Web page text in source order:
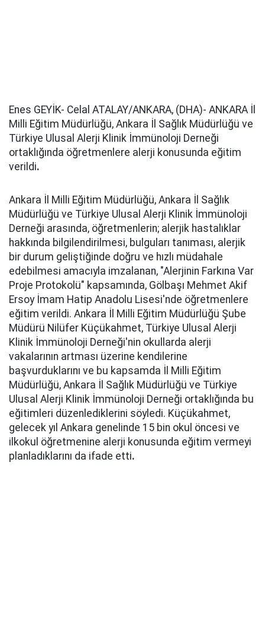
Enes GEYİK- Celal ATALAY/ANKARA, (DHA)- ANKARA İl
Milli Eğitim Müdürlüğü, Ankara İl Sağlık Müdürlüğü ve
Türkiye Ulusal Alerji Klinik İmmünoloji Derneği
ortaklığında öğretmenlere alerji konusunda eğitim
verildi.
Ankara İl Milli Eğitim Müdürlüğü, Ankara İl Sağlık
Müdürlüğü ve Türkiye Ulusal Alerji Klinik İmmünoloji
Derneği arasında, öğretmenlerin; alerjik hastalıklar
hakkında bilgilendirilmesi, bulguları tanıması, alerjik
bir durum geliştiğinde doğru ve hızlı müdahale
edebilmesi amacıyla imzalanan, "Alerjinin Farkına Var
Proje Protokolü" kapsamında, Gölbaşı Mehmet Akif
Ersoy İmam Hatip Anadolu Lisesi'nde öğretmenlere
eğitim verildi. Ankara İl Milli Eğitim Müdürlüğü Şube
Müdürü Nilüfer Küçükahmet, Türkiye Ulusal Alerji
Klinik İmmünoloji Derneği'nin okullarda alerji
vakalarının artması üzerine kendilerine
başvurduklarını ve bu kapsamda İl Milli Eğitim
Müdürlüğü, Ankara İl Sağlık Müdürlüğü ve Türkiye
Ulusal Alerji Klinik İmmünoloji Derneği ortaklığında bu
eğitimleri düzenlediklerini söyledi. Küçükahmet,
gelecek yıl Ankara genelinde 15 bin okul öncesi ve
ilkokul öğretmenine alerji konusunda eğitim vermeyi
planladıklarını da ifade etti.